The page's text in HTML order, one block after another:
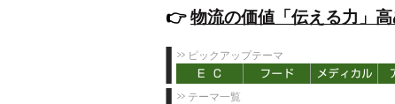
👉️物流の価値「伝える力」
ピックアップテーマ
テーマ一覧